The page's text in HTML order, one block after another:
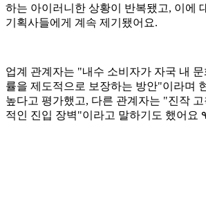
하는 아이러니한 상황이 반복됐고, 이에
기획사들에게 계속 제기됐어요.
업계 관계자는 "내수 소비자가 자국 내
률을 제도적으로 보장하는 방안"이라며
높다고 평가했고, 다른 관계자는 "진작 고